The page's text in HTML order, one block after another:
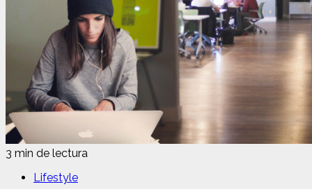
3 min de lectura
Lifestyle